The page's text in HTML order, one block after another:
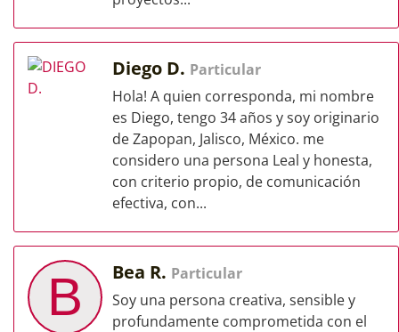
Diego D. Particular
Hola! A quien corresponda, mi nombre
es Diego, tengo 34 años y soy originario
de Zapopan, Jalisco, México. me
considero una persona Leal y honesta,
con criterio propio, de comunicación
efectiva, con...
B Bea R. Particular
Soy una persona creativa, sensible y
profundamente comprometida con el